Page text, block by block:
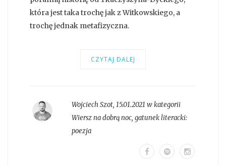
która jest taka trochę jak z Witkowskiego, a
trochę jednak metafizyczna.
CZYTAJ DALEJ
Wojciech Szot, 15.01.2021 w kategorii
Wiersz na dobrą noc, gatunek literacki:
poezja